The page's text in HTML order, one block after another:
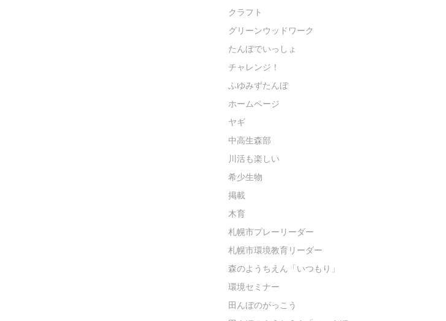
クラフト
グリーンウッドワーク
たんぼでいっしょ
チャレンジ！
ふゆみずたんぼ
ホームページ
ヤギ
中高生森部
川活も楽しい
希少生物
掲載
木育
札幌市プレーリーダー
札幌市環境教育リーダー
森のようちえん「いつもり」
環境セミナー
田んぼのがっこう